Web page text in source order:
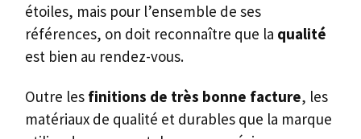
étoiles, mais pour l’ensemble de ses
références, on doit reconnaître que la qualité
est bien au rendez-vous.
Outre les finitions de très bonne facture, les
matériaux de qualité et durables que la marque